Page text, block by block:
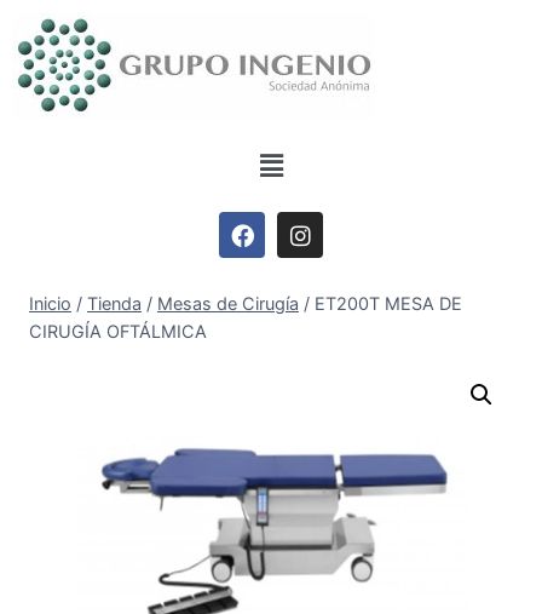
Inicio / Tienda / Mesas de Cirugía / ET200T MESA DE
CIRUGÍA OFTÁLMICA